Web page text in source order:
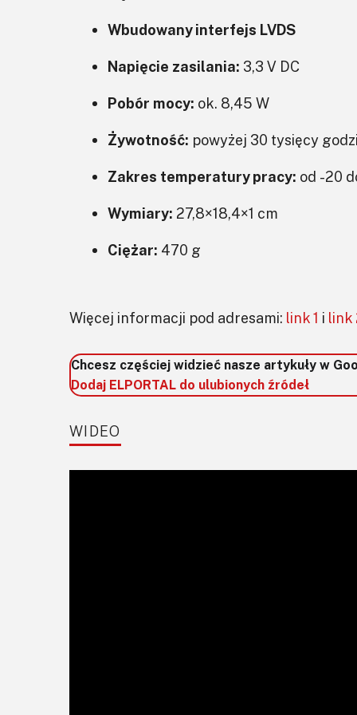
Wbudowany interfejs LVDS
Napięcie zasilania: 3,3 V DC
Pobór mocy: ok. 8,45 W
Żywotność: powyżej 30 tysięcy
Zakres temperatury pracy: od -20
Wymiary: 27,8×18,4×1 cm
Ciężar: 470 g
Więcej informacji pod adresami: link 1 i link
Chcesz częściej widzieć nasze artykuły w
Dodaj ELPORTAL do ulubionych źródeł
WIDEO